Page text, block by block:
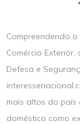
Compreendendo
Comércio
Defesa e
mais altos do país
doméstico como